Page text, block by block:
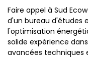
Faire appel à Sud
d'un bureau d'études
l'optimisation
solide expérience
avancées